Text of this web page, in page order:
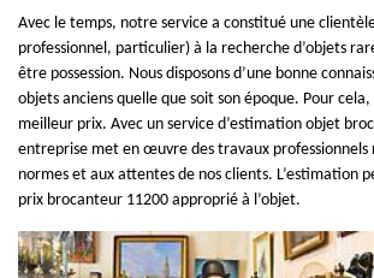
Avec le temps, notre service a constitué une
professionnel, particulier) à la recherche d’objets
être possession. Nous disposons d’une bonne
objets anciens quelle que soit son époque. Pour
meilleur prix. Avec un service d’estimation objet
entreprise met en œuvre des travaux professionnels
normes et aux attentes de nos clients. L’estimation
prix brocanteur 11200 approprié à l’objet.